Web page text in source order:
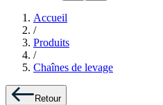
Accueil
/
Produits
/
Chaînes de levage
Retour